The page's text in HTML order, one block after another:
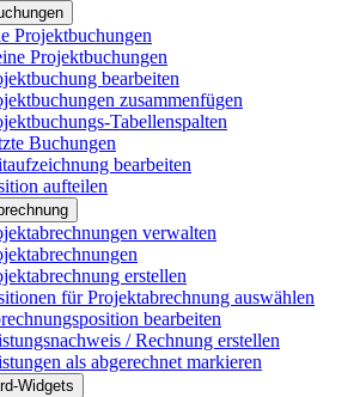
Projektbuchungen
Projektbuchungen
bearbeiten
zusammenfügen
Tabellenspalten
Buchungen
bearbeiten
aufteilen
verwalten
erstellen
für Projektabrechnung auswählen
bearbeiten
/ Rechnung erstellen
als abgerechnet markieren
Widgets